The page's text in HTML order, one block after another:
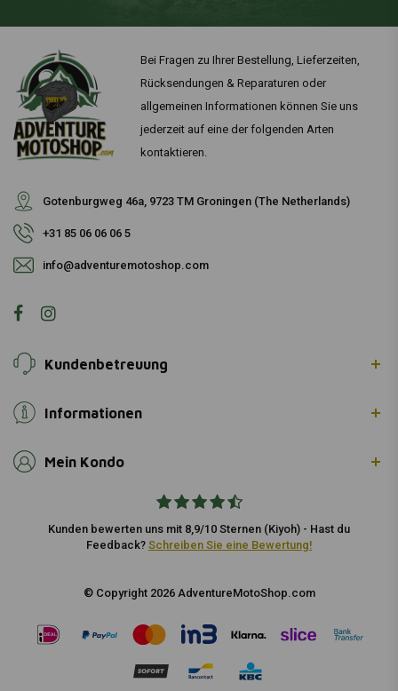
Bei Fragen zu Ihrer Bestellung, Lieferzeiten,
Rücksendungen & Reparaturen oder
allgemeinen Informationen können Sie uns
jederzeit auf eine der folgenden Arten
kontaktieren.
Gotenburgweg 46a, 9723 TM Groningen (The Netherlands)
+31 85 06 06 06 5
info@adventuremotoshop.com
Kundenbetreuung
Informationen
Mein Kondo
Kunden bewerten uns mit 8,9/10 Sternen (Kiyoh) - Hast du
Feedback? Schreiben Sie eine Bewertung!
© Copyright 2026 AdventureMotoShop.com